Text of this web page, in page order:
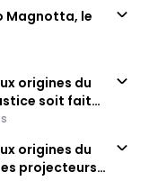
Magnotta, le
origines du
soit faite
origines du
projecteurs